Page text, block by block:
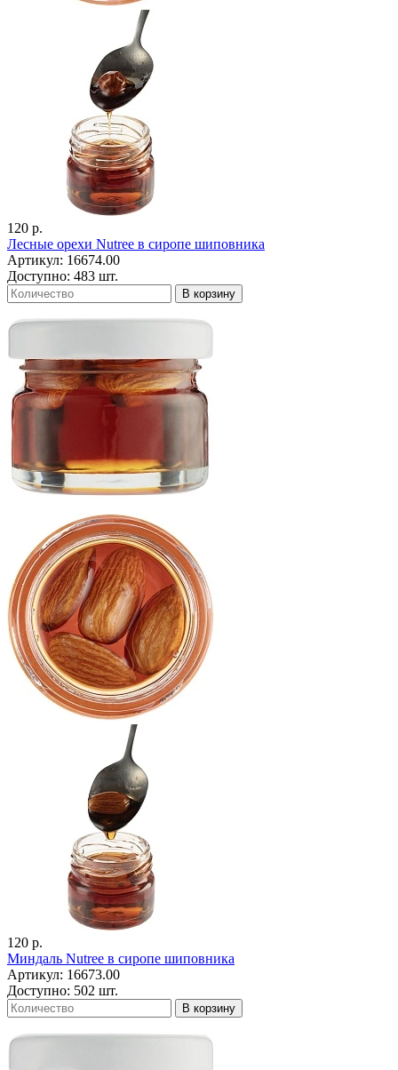
120 р.
Лесные орехи Nutree в сиропе шиповника
Артикул: 16674.00
Доступно: 483 шт.
В корзину
120 р.
Миндаль Nutree в сиропе шиповника
Артикул: 16673.00
Доступно: 502 шт.
В корзину